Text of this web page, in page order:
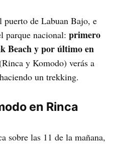
puerto de Labuan Bajo, e
parque nacional:primero
Beach y por último en
y Komodo) verás a
un trekking.
en Rinca
sobre las 11 de la mañana,